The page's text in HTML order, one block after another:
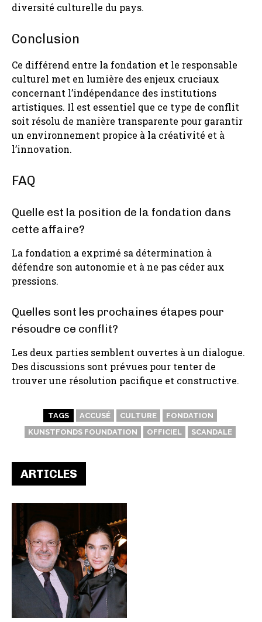
diversité culturelle du pays.
Conclusion
Ce différend entre la fondation et le responsable
culturel met en lumière des enjeux cruciaux
concernant l’indépendance des institutions
artistiques. Il est essentiel que ce type de conflit
soit résolu de manière transparente pour garantir
un environnement propice à la créativité et à
l’innovation.
FAQ
Quelle est la position de la fondation dans
cette affaire?
La fondation a exprimé sa détermination à
défendre son autonomie et à ne pas céder aux
pressions.
Quelles sont les prochaines étapes pour
résoudre ce conflit?
Les deux parties semblent ouvertes à un dialogue.
Des discussions sont prévues pour tenter de
trouver une résolution pacifique et constructive.
TAGS ACCUSÉ CULTURE
FONDATION
KUNSTFONDS FOUNDATION
OFFICIEL SCANDALE
ARTICLES